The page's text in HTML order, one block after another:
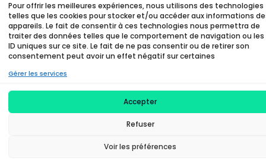
Pour offrir les meilleures expériences, nous utilisons des technologies
telles que les cookies pour stocker et/ou accéder aux informations
appareils. Le fait de consentir à ces technologies nous permettra de
traiter des données telles que le comportement de navigation ou les
ID uniques sur ce site. Le fait de ne pas consentir ou de retirer son
consentement peut avoir un effet négatif sur certaines
Gérer les services
Accepter
Refuser
Voir les préférences
©Time To Beem – 2026 –Politique de
confidentialité–Politique de cookies